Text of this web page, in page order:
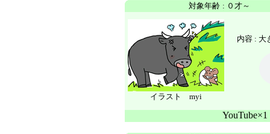
対象年齢 : ０才～
イラスト myi
内容 : 大